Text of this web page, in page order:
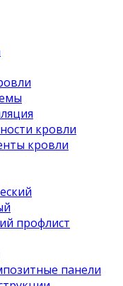
кровли
кровли
профлист
панели